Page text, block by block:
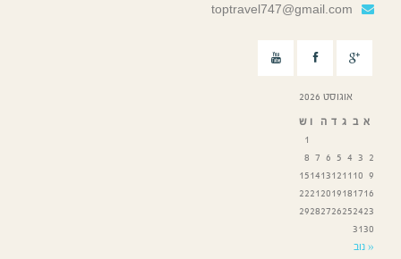
toptravel747@gmail.com
אוגוסט 2026
א ב ג ד ה ו ש
1
2
3
4
5
6
7
8
9
10
11
12
13
14
15
16
17
18
19
20
21
22
23
24
25
26
27
28
29
30
31
« נוב